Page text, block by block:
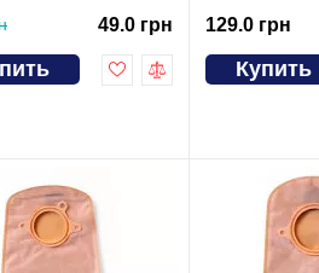
49.0 грн 129.0 грн
Купить